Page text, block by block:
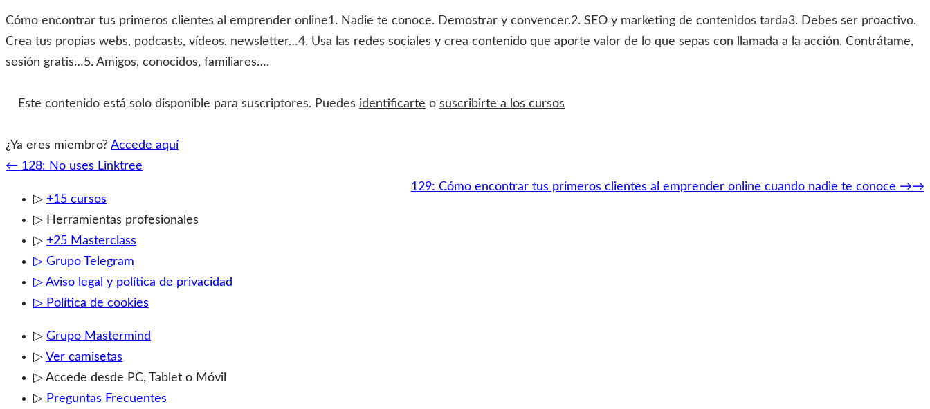
Cómo encontrar tus primeros clientes al emprender online1. Nadie te conoce. Demostrar y convencer.2. SEO y marketing de contenidos tarda3. Debes ser proactivo.
Crea tus propias webs, podcasts, vídeos, newsletter…4. Usa las redes sociales y crea contenido que aporte valor de lo que sepas con llamada a la acción. Contrátame,
sesión gratis…5. Amigos, conocidos, familiares….
Este contenido está solo disponible para suscriptores. Puedes identificarte o suscribirte a los cursos
¿Ya eres miembro? Accede aquí
Navegación
entrada
← 128: No uses Linktree
129: Cómo encontrar tus primeros clientes al emprender online cuando nadie te conoce
→
▷ +15 cursos
▷ Herramientas profesionales
▷ +25 Masterclass
▷ Grupo Telegram
▷ Aviso legal y política de privacidad
▷ Política de cookies
▷ Grupo Mastermind
▷ Ver camisetas
▷ Accede desde PC, Tablet o Móvil
▷ Preguntas Frecuentes